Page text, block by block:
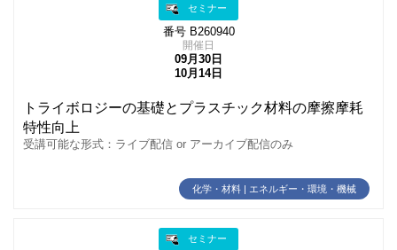
セミナー
番号 B260940
開催日
09月30日
10月14日
トライボロジーの基礎とプラスチック材料の摩擦摩耗
特性向上
受講可能な形式：ライブ配信 or アーカイブ配信のみ
化学・材料 | エネルギー・環境・機械
セミナー